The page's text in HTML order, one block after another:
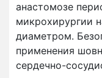
анастомозе
микрохирургии
диаметром.
применения
сердечно-